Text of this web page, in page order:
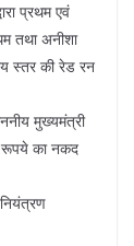
प्रथम एवं
तथा अनीशा
स्तर की रेड रन
मुख्यमंत्री
रूपये का नकद